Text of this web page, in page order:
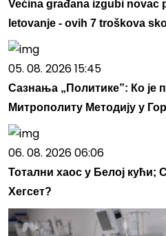
Većina građana izgubi novac
letovanje - ovih 7 troškova
05. 08. 2026 15:45
Сазнања „Политике”: Ко је
Митрополиту Методију у
06. 08. 2026 06:06
Тотални хаос у Белој кући;
Хегсет?